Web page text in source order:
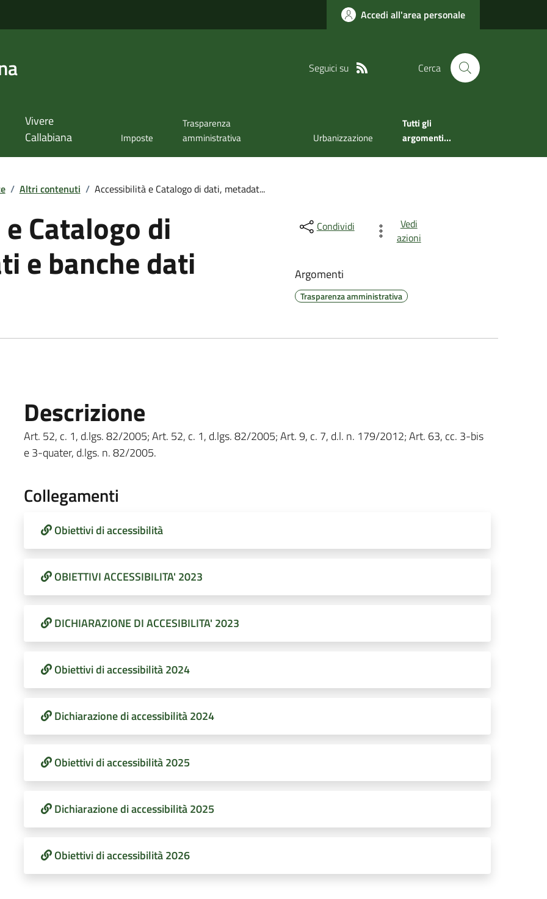
Accedi all'area personale
Seguici su Cerca
Vivere
Callabiana
Imposte
Trasparenza
amministrativa
Urbanizzazione
Tutti gli
argomenti...
/ Altri contenuti / Accessibilità e Catalogo di dati, metadat...
Catalogo di
e banche dati
Condividi
Vedi
azioni
Argomenti
Trasparenza amministrativa
Descrizione
Art. 52, c. 1, d.lgs. 82/2005; Art. 52, c. 1, d.lgs. 82/2005; Art. 9, c. 7, d.l. n. 179/2012; Art. 63, cc. 3-bis
e 3-quater, d.lgs. n. 82/2005.
Collegamenti
Obiettivi di accessibilità
OBIETTIVI ACCESSIBILITA' 2023
DICHIARAZIONE DI ACCESIBILITA' 2023
Obiettivi di accessibilità 2024
Dichiarazione di accessibilità 2024
Obiettivi di accessibilità 2025
Dichiarazione di accessibilità 2025
Obiettivi di accessibilità 2026